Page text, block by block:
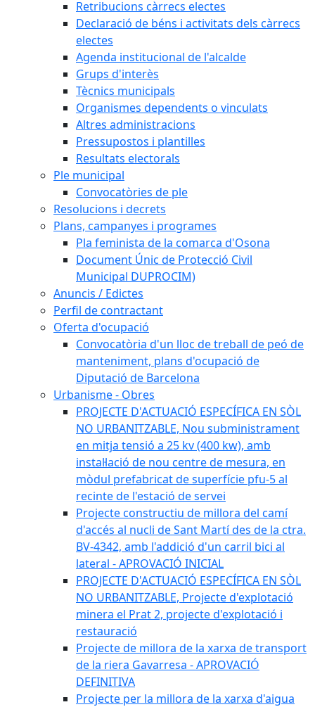
Retribucions càrrecs electes
Declaració de béns i activitats dels càrrecs
electes
Agenda institucional de l'alcalde
Grups d'interès
Tècnics municipals
Organismes dependents o vinculats
Altres administracions
Pressupostos i plantilles
Resultats electorals
Ple municipal
Convocatòries de ple
Resolucions i decrets
Plans, campanyes i programes
Pla feminista de la comarca d'Osona
Document Únic de Protecció Civil
Municipal DUPROCIM)
Anuncis / Edictes
Perfil de contractant
Oferta d'ocupació
Convocatòria d'un lloc de treball de peó de
manteniment, plans d'ocupació de
Diputació de Barcelona
Urbanisme - Obres
PROJECTE D'ACTUACIÓ ESPECÍFICA EN SÒL
NO URBANITZABLE, Nou subministrament
en mitja tensió a 25 kv (400 kw), amb
instal·lació de nou centre de mesura, en
mòdul prefabricat de superfície pfu-5 al
recinte de l'estació de servei
Projecte constructiu de millora del camí
d'accés al nucli de Sant Martí des de la ctra.
BV-4342, amb l'addició d'un carril bici al
lateral - APROVACIÓ INICIAL
PROJECTE D'ACTUACIÓ ESPECÍFICA EN SÒL
NO URBANITZABLE, Projecte d'explotació
minera el Prat 2, projecte d'explotació i
restauració
Projecte de millora de la xarxa de transport
de la riera Gavarresa - APROVACIÓ
DEFINITIVA
Projecte per la millora de la xarxa d'aigua